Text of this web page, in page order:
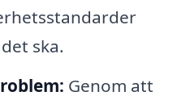
ska.
Genom att